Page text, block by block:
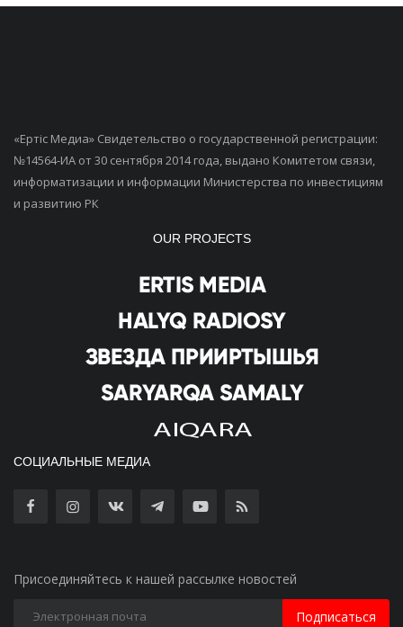
«Ертiс Медиа» Свидетельство о государственной регистрации:
№14564-ИА от 30 сентября 2014 года, выдано Комитетом связи,
информатизации и информации Министерства по инвестициям
и развитию РК
OUR PROJECTS
СОЦИАЛЬНЫЕ МЕДИА
Присоединяйтесь к нашей рассылке новостей
Подписаться